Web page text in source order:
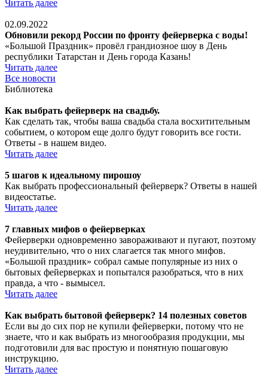
Читать далее
02.09.2022
Обновили рекорд России по фронту фейерверка с воды!
«Большой Праздник» провёл грандиозное шоу в День
республики Татарстан и День города Казань!
Читать далее
Все новости
Библиотека
Как выбрать фейерверк на свадьбу.
Как сделать так, чтобы ваша свадьба стала восхитительным
событием, о котором еще долго будут говорить все гости.
Ответы - в нашем видео.
Читать далее
5 шагов к идеальному пирошоу
Как выбрать профессиональный фейерверк? Ответы в нашей
видеостатье.
Читать далее
7 главных мифов о фейерверках
Фейерверки одновременно завораживают и пугают, поэтому
неудивительно, что о них слагается так много мифов.
«Большой праздник» собрал самые популярные из них о
бытовых фейерверках и попытался разобраться, что в них
правда, а что - вымысел.
Читать далее
Как выбрать бытовой фейерверк? 14 полезных советов
Если вы до сих пор не купили фейерверки, потому что не
знаете, что и как выбрать из многообразия продукции, мы
подготовили для вас простую и понятную пошаговую
инструкцию.
Читать далее